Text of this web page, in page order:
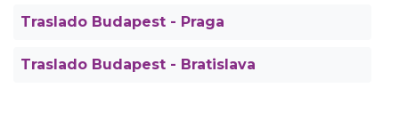
Traslado Budapest - Praga
Traslado Budapest - Bratislava